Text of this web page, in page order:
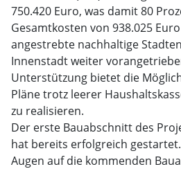
750.420 Euro, was damit 80
Gesamtkosten von 938.025
angestrebte nachhaltige
Innenstadt weiter
Unterstützung bietet die
Pläne trotz leerer
zu realisieren.
Der erste Bauabschnitt des
hat bereits erfolgreich
Augen auf die kommenden